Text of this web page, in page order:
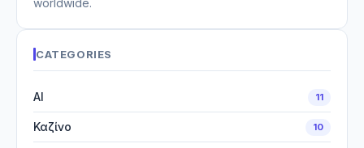
worldwide.
CATEGORIES
AI 11
Καζίνο 10